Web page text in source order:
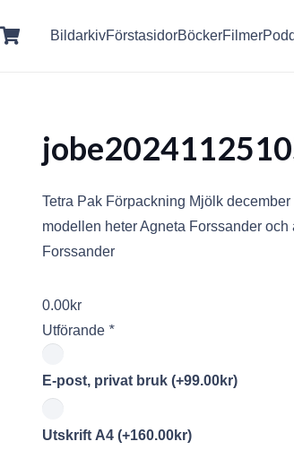
BildarkivFörstasidorBöckerFilmerPodd
Tetra Pak Förpackning Mjölk
modellen heter Agneta Forssander och
Forssander
0.00kr
Utförande *
E-post, privat bruk (+99.00kr)
Utskrift A4 (+160.00kr)